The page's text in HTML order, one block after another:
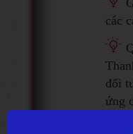
các
đối
ứng